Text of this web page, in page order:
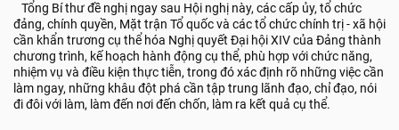
Tổng Bí thư đề nghị ngay sau Hội nghị này, các cấp ủy, tổ chức
đảng, chính quyền, Mặt trận Tổ quốc và các tổ chức chính trị - xã hội
cần khẩn trương cụ thể hóa Nghị quyết Đại hội XIV của Đảng thành
chương trình, kế hoạch hành động cụ thể, phù hợp với chức năng,
nhiệm vụ và điều kiện thực tiễn, trong đó xác định rõ những việc cần
làm ngay, những khâu đột phá cần tập trung lãnh đạo, chỉ đạo, nói
đi đôi với làm, làm đến nơi đến chốn, làm ra kết quả cụ thể.